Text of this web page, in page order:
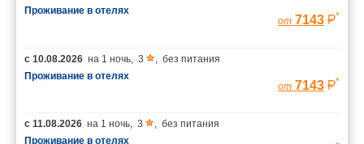
Проживание в отелях
от 7143 *
с 10.08.2026 на 1 ночь 3
без питания
Проживание в отелях
от 7143 *
с 11.08.2026 на 1 ночь 3
без питания
Проживание в отелях